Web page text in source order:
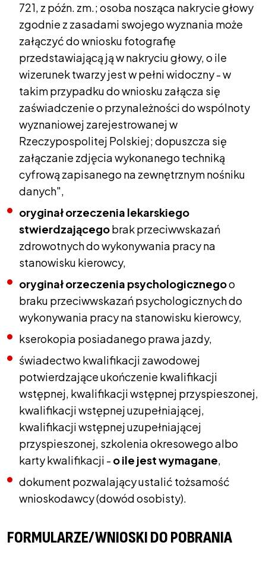
721, z późn. zm.; osoba nosząca nakrycie głowy
zgodnie z zasadami swojego wyznania może
załączyć do wniosku fotografię
przedstawiającą ją w nakryciu głowy, o ile
wizerunek twarzy jest w pełni widoczny - w
takim przypadku do wniosku załącza się
zaświadczenie o przynależności do wspólnoty
wyznaniowej zarejestrowanej w
Rzeczypospolitej Polskiej; dopuszcza się
załączanie zdjęcia wykonanego techniką
cyfrową zapisanego na zewnętrznym nośniku
danych",
oryginał orzeczenia lekarskiego
stwierdzającegobrak przeciwwskazań
zdrowotnych do wykonywania pracy na
stanowisku kierowcy,
oryginał orzeczenia psychologicznegoo
braku przeciwwskazań psychologicznych do
wykonywania pracy na stanowisku kierowcy,
kserokopia posiadanego prawa jazdy,
świadectwo kwalifikacji zawodowej
potwierdzające ukończenie kwalifikacji
wstępnej, kwalifikacji wstępnej przyspieszonej,
kwalifikacji wstępnej uzupełniającej,
kwalifikacji wstępnej uzupełniającej
przyspieszonej, szkolenia okresowego albo
karty kwalifikacji - o ile jest wymagane,
dokument pozwalający ustalić tożsamość
wnioskodawcy (dowód osobisty).
FORMULARZE/WNIOSKI DO POBRANIA